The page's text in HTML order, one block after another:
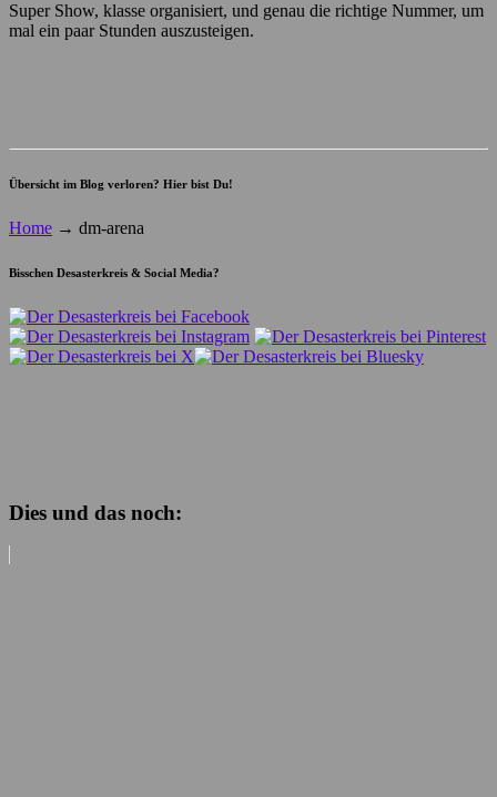
Super Show, klasse organisiert, und genau die richtige Nummer, um
mal ein paar Stunden auszusteigen.
Übersicht im Blog verloren? Hier bist Du!
Home → dm-arena
Bisschen Desasterkreis & Social Media?
Dies und das noch: